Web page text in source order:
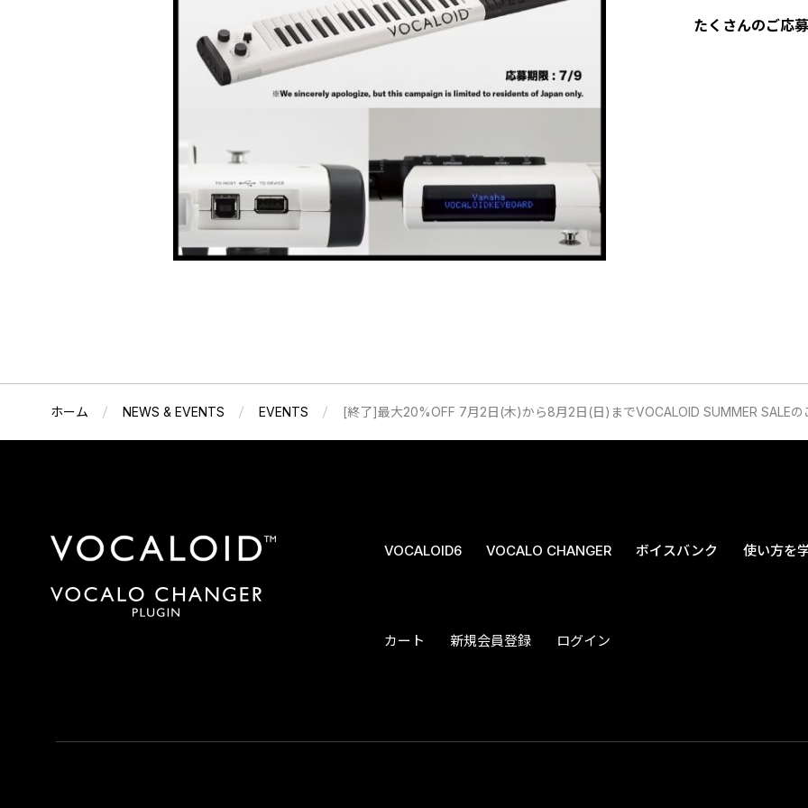
たくさんのご応
ホーム NEWS & EVENTS EVENTS [終了]最大20%OFF 7月2日(木)から8月2日(日)までVOCALOID SUMMER SALEの
VOCALOID6 VOCALO CHANGER ボイスバンク 使い方を
カート 新規会員登録 ログイン